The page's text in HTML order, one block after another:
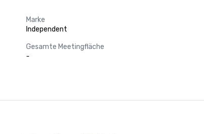
Marke
Independent
Gesamte Meetingfläche
-